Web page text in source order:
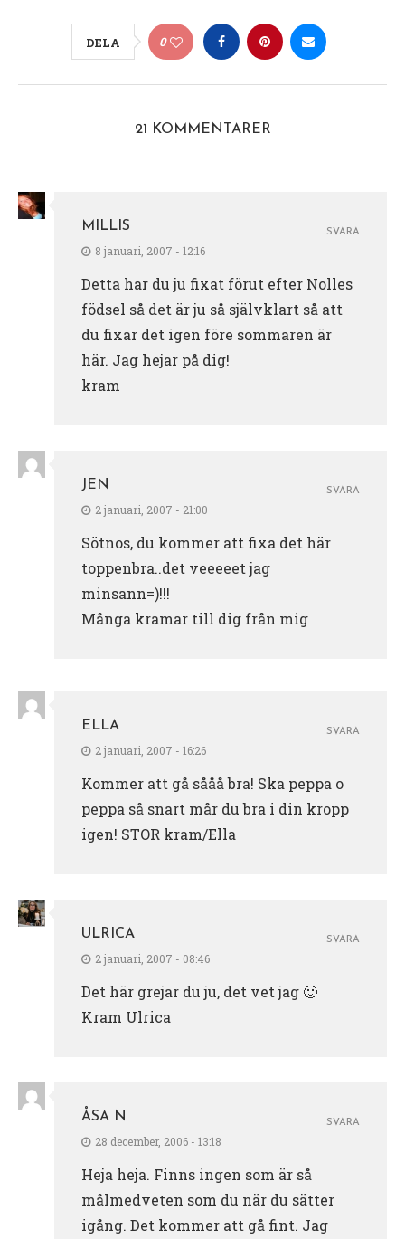
DELA 0
21 KOMMENTARER
MILLIS
8 januari, 2007 - 12:16
Detta har du ju fixat förut efter Nolles
födsel så det är ju så självklart så att
du fixar det igen före sommaren är
här. Jag hejar på dig!
kram
SVARA
JEN
2 januari, 2007 - 21:00
Sötnos, du kommer att fixa det här
toppenbra..det veeeeet jag
minsann=)!!!
Många kramar till dig från mig
SVARA
ELLA
2 januari, 2007 - 16:26
Kommer att gå sååå bra! Ska peppa o
peppa så snart mår du bra i din kropp
igen! STOR kram/Ella
SVARA
ULRICA
2 januari, 2007 - 08:46
Det här grejar du ju, det vet jag 🙂
Kram Ulrica
SVARA
ÅSA N
28 december, 2006 - 13:18
Heja heja. Finns ingen som är så
målmedveten som du när du sätter
igång. Det kommer att gå fint. Jag
SVARA